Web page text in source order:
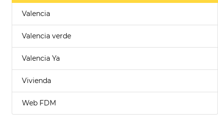
Valencia
Valencia verde
Valencia Ya
Vivienda
Web FDM